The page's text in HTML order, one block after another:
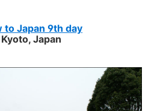
to Japan 9th day
Kyoto, Japan